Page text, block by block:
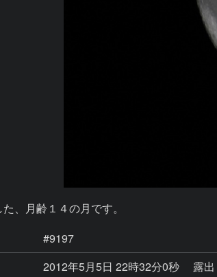
、月齢１４の月です。
#9197
2012年5月5日 22時32分0秒
露